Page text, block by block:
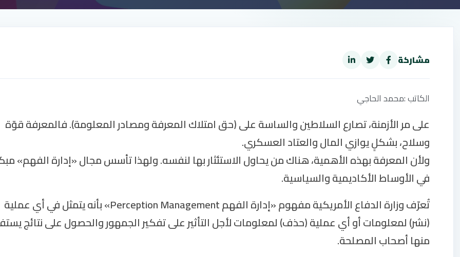
مشاركة
الكاتب‭: ‬محمد‭ ‬الحاجي
على مر الأزمنة، تصارع السلاطين والساسة على (حق امتلاك المعرفة ومصادر المعلومة). فالمعرفة قوّة
وسلاح، بشكلٍ يوازي المال والعتاد العسكري.
ولأن المعرفة بهذه الأهمية، هناك من يحاول الاستئثار بها لنفسه. ولهذا تأسس مجال «إدارة الفهم»
في الأوساط الأكاديمية والسياسية.
تُعرّف وزارة الدفاع الأمريكية مفهوم «إدارة الفهم Perception Management» بأنه يتمثل في أي عملية
(نشر) لمعلومات أو أي عملية (حذف) لمعلومات لأجل التأثير على تفكير الجمهور والحصول على نتائج
منها أصحاب المصلحة.